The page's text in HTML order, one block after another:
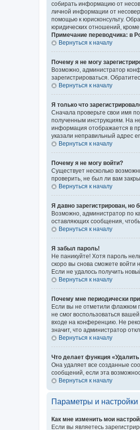
собирать информацию от
личной информации от
помощью к юрисконсульту.
юридических отношений,
Примечание переводчика: в
Вернуться к началу
Почему я не могу
Возможно, администратор
зарегистрироваться.
Вернуться к началу
Я только что
Сначала проверьте свои имя
полученным инструкциям. На
информация отображается в
указали неправильный адрес
Вернуться к началу
Почему я не могу войти?
Существует несколько
проверить, не был ли вам
Вернуться к началу
Я давно зарегистрирован, но
Возможно, администратор по
оставляющих сообщения,
Вернуться к началу
Я забыл пароль!
Не паникуйте! Хотя пароль
скоро вы снова сможете войти
Если не удалось получить
Вернуться к началу
Почему мне периодически
Если вы не отметили флажком
не смог воспользоваться
входе на конференцию. Не
значит, что администратор
Вернуться к началу
Что делает функция
Она удаляет все созданные
сообщений, если эта
Вернуться к началу
Параметры и настройки
Как мне изменить мои
Если вы являетесь